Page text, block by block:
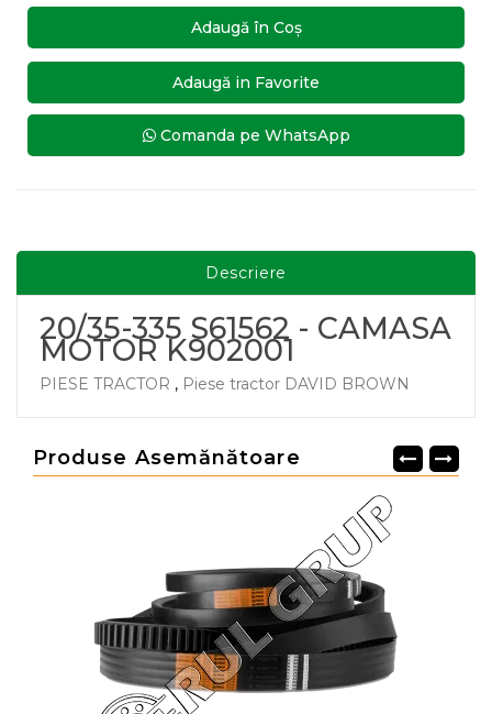
Adaugă în Coş
Adaugă in Favorite
Comanda pe WhatsApp
Descriere
20/35-335 S61562 - CAMASA
MOTOR K902001
PIESE TRACTOR , Piese tractor DAVID BROWN
Produse Asemănătoare